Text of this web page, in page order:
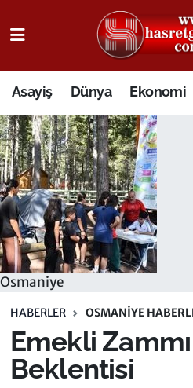
Asayiş Dünya Ekonomi
Osmaniye
HABERLER OSMANIYE
Emekli
Beklentisi
Osmaniye Nöbetçi
Osmaniye Hava Durumu
Osmaniye Trafik
Süper Lig Puan
Tüm Manşetler
Son Dakika Haberleri